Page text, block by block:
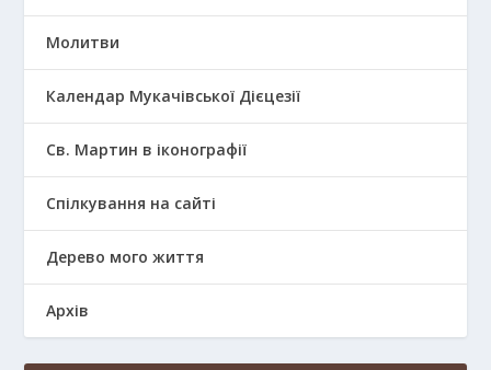
Молитви
Календар Мукачівської Дієцезії
Св. Мартин в іконографії
Спілкування на сайті
Дерево мого життя
Архів